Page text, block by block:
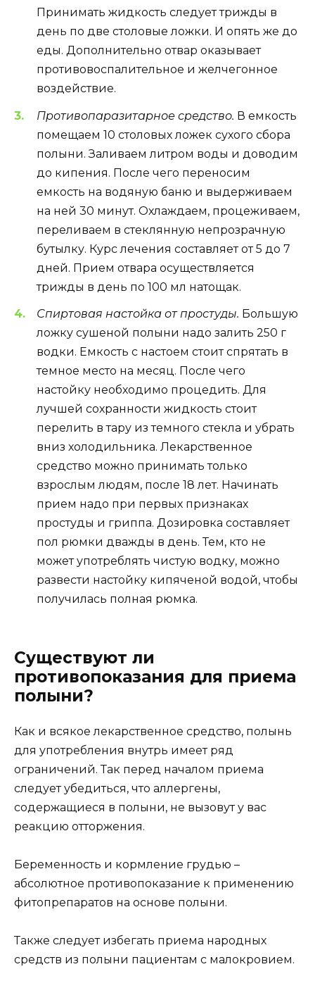
Принимать жидкость следует трижды в
день по две столовые ложки. И опять же до
еды. Дополнительно отвар оказывает
противовоспалительное и желчегонное
воздействие.
Противопаразитарное средство. В емкость
помещаем 10 столовых ложек сухого сбора
полыни. Заливаем литром воды и доводим
до кипения. После чего переносим
емкость на водяную баню и выдерживаем
на ней 30 минут. Охлаждаем, процеживаем,
переливаем в стеклянную непрозрачную
бутылку. Курс лечения составляет от 5 до 7
дней. Прием отвара осуществляется
трижды в день по 100 мл натощак.
Спиртовая настойка от простуды. Большую
ложку сушеной полыни надо залить 250 г
водки. Емкость с настоем стоит спрятать в
темное место на месяц. После чего
настойку необходимо процедить. Для
лучшей сохранности жидкость стоит
перелить в тару из темного стекла и убрать
вниз холодильника. Лекарственное
средство можно принимать только
взрослым людям, после 18 лет. Начинать
прием надо при первых признаках
простуды и гриппа. Дозировка составляет
пол рюмки дважды в день. Тем, кто не
может употреблять чистую водку, можно
развести настойку кипяченой водой, чтобы
получилась полная рюмка.
Существуют ли
противопоказания для приема
полыни?
Как и всякое лекарственное средство, полынь
для употребления внутрь имеет ряд
ограничений. Так перед началом приема
следует убедиться, что аллергены,
содержащиеся в полыни, не вызовут у вас
реакцию отторжения.
Беременность и кормление грудью –
абсолютное противопоказание к применению
фитопрепаратов на основе полыни.
Также следует избегать приема народных
средств из полыни пациентам с малокровием.